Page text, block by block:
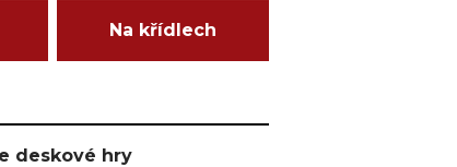
Na křídlech
deskové hry